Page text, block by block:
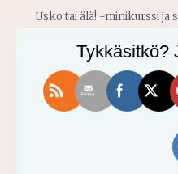
Usko tai älä! -minikurssi ja
Vahvistu armosta!
Älä yritä omin voimin
Tykkäsitkö?